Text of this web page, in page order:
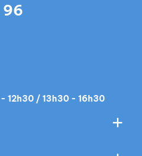
96
- 12h30 / 13h30 - 16h30